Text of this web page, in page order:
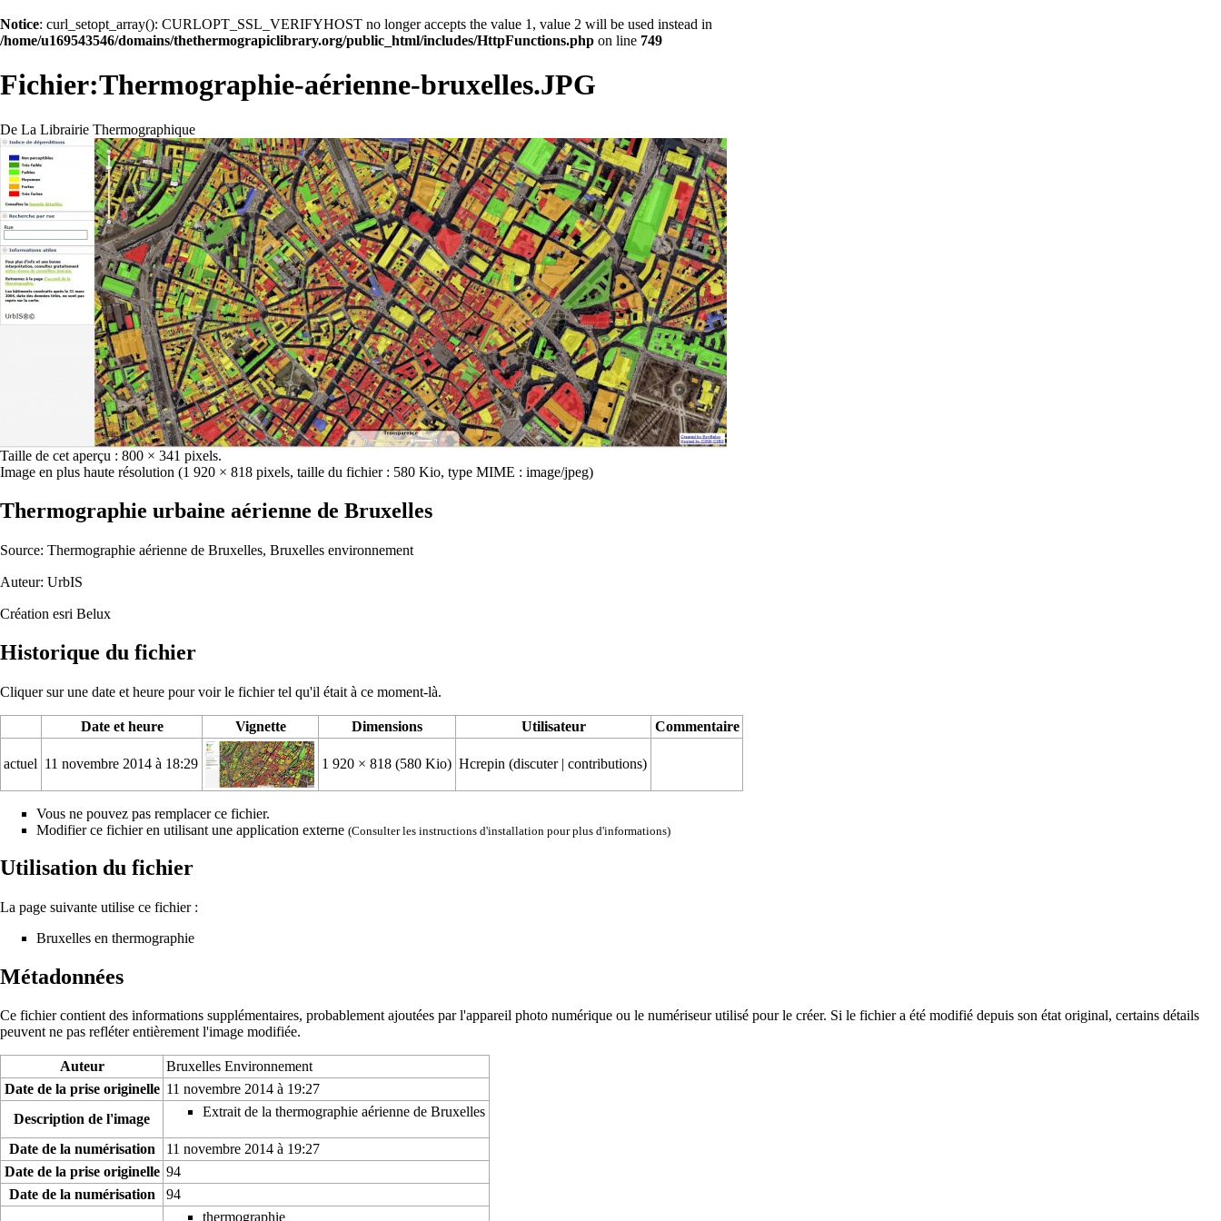
Notice: curl_setopt_array(): CURLOPT_SSL_VERIFYHOST no longer accepts the value 1, value 2 will be used instead in
/home/u169543546/domains/thethermograpiclibrary.org/public_html/includes/HttpFunctions.php on line 749
Fichier:Thermographie-aérienne-bruxelles.JPG
De La Librairie Thermographique
Taille de cet aperçu : 800 × 341 pixels.
Image en plus haute résolution (1 920 × 818 pixels, taille du fichier : 580 Kio, type MIME : image/jpeg)
Thermographie urbaine aérienne de Bruxelles
Source: Thermographie aérienne de Bruxelles, Bruxelles environnement
Auteur: UrbIS
Création esri Belux
Historique du fichier
Cliquer sur une date et heure pour voir le fichier tel qu'il était à ce moment-là.
Date et heure Vignette Dimensions Utilisateur Commentaire
actuel 11 novembre 2014 à 18:29 1 920 × 818(580 Kio) Hcrepin (discuter|contributions)
Vous ne pouvez pas remplacer ce fichier.
Modifier ce fichier en utilisant une application externe (Consulterles instructions d'installation pour plus d'informations)
Utilisation du fichier
La page suivante utilise ce fichier :
Bruxelles en thermographie
Métadonnées
Ce fichier contient des informations supplémentaires, probablement ajoutées par l'appareil photo numérique ou le numériseur utilisé pour le créer. Si le fichier a été modifié depuis son état original, certains détails
peuvent ne pas refléter entièrement l'image modifiée.
Auteur
Bruxelles Environnement
Date de la prise originelle 11 novembre 2014 à 19:27
Description de l'image
Extrait de la thermographie aérienne de Bruxelles
Date de la numérisation
11 novembre 2014 à 19:27
Date de la prise originelle 94
Date de la numérisation
94
thermographie